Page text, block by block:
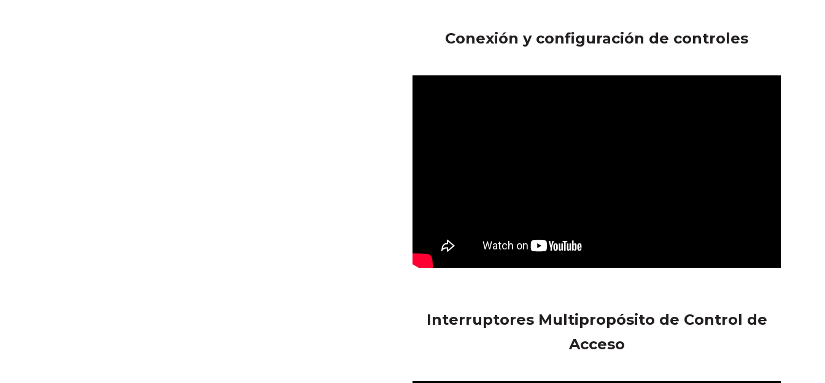
Conexión y configuración de controles
Interruptores Multipropósito de Control de
Acceso